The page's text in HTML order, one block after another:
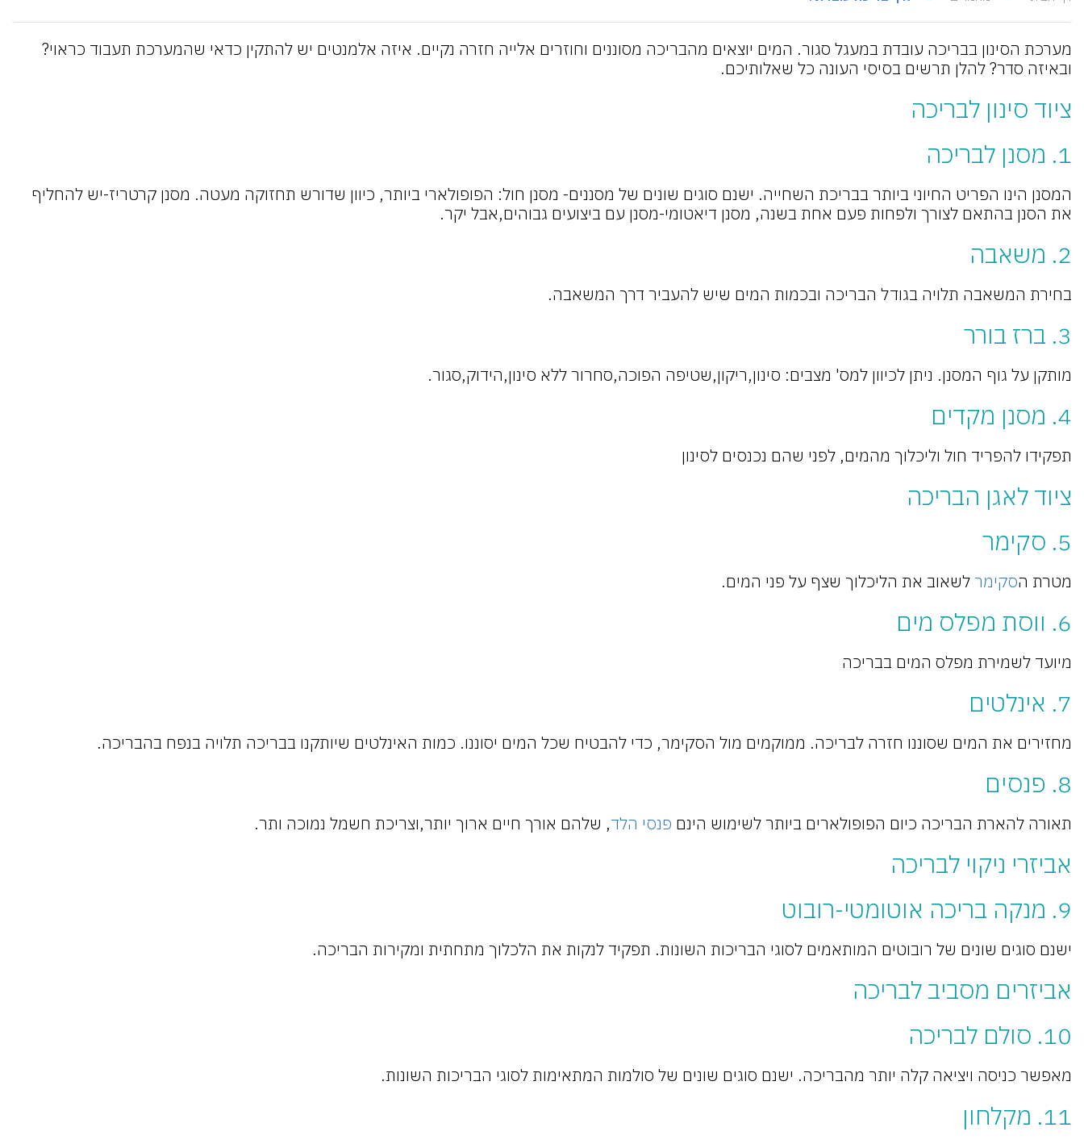
מערכת הסינון בבריכה עובדת במעגל סגור. המים יוצאים מהבריכה מסוננים וחוזרים אלייה חזרה נקיים. איזה אלמנטים יש להתקין כדאי שהמערכת תעבוד כראוי?
ובאיזה סדר? להלן תרשים בסיסי העונה כל שאלותיכם.
ציוד סינון לבריכה
1. מסנן לבריכה
המסנן הינו הפריט החיוני ביותר בבריכת השחייה. ישנם סוגים שונים של מסננים- מסנן חול: הפופולארי ביותר, כיוון שדורש תחזוקה מעטה. מסנן קרטריז-יש להחליף
את הסנן בהתאם לצורך ולפחות פעם אחת בשנה, מסנן דיאטומי-מסנן עם ביצועים גבוהים,אבל יקר.
2. משאבה
בחירת המשאבה תלויה בגודל הבריכה ובכמות המים שיש להעביר דרך המשאבה.
3. ברז בורר
מותקן על גוף המסנן. ניתן לכיוון למס' מצבים: סינון,ריקון,שטיפה הפוכה,סחרור ללא סינון,הידוק,סגור.
4. מסנן מקדים
תפקידו להפריד חול וליכלוך מהמים, לפני שהם נכנסים לסינון
ציוד לאגן הבריכה
5. סקימר
מטרת הסקימרלשאוב את הליכלוך שצף על פני המים.
6. ווסת מפלס מים
מיועד לשמירת מפלס המים בבריכה
7. אינלטים
מחזירים את המים שסוננו חזרה לבריכה. ממוקמים מול הסקימר, כדי להבטיח שכל המים יסוננו. כמות האינלטים שיותקנו בבריכה תלויה בנפח בהבריכה.
8. פנסים
תאורה להארת הבריכה כיום הפופולארים ביותר לשימוש הינם פנסי הלד, שלהם אורך חיים ארוך יותר,וצריכת חשמל נמוכה ותר.
אביזרי ניקוי לבריכה
9. מנקה בריכה אוטומטי-רובוט
ישנם סוגים שונים של רובוטים המותאמים לסוגי הבריכות השונות. תפקיד לנקות את הלכלוך מתחתית ומקירות הבריכה.
אביזרים מסביב לבריכה
10. סולם לבריכה
מאפשר כניסה ויציאה קלה יותר מהבריכה. ישנם סוגים שונים של סולמות המתאימות לסוגי הבריכות השונות.
11. מקלחון